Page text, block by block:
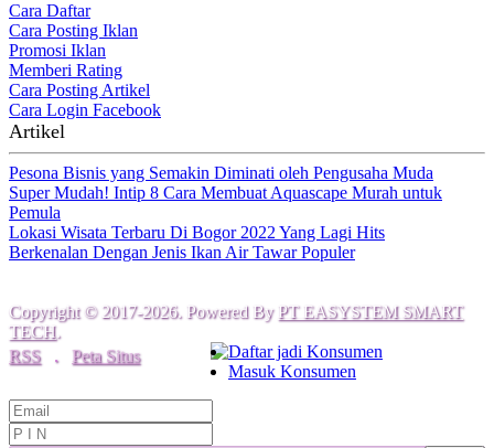
Cara Daftar
Cara Posting Iklan
Promosi Iklan
Memberi Rating
Cara Posting Artikel
Cara Login Facebook
Artikel
Pesona Bisnis yang Semakin Diminati oleh Pengusaha Muda
Super Mudah! Intip 8 Cara Membuat Aquascape Murah untuk
Pemula
Lokasi Wisata Terbaru Di Bogor 2022 Yang Lagi Hits
Berkenalan Dengan Jenis Ikan Air Tawar Populer
Copyright © 2017-2026. Powered By PT EASYSTEM SMART
TECH.
RSS
. Peta Situs
Daftar jadi Konsumen
Masuk Konsumen